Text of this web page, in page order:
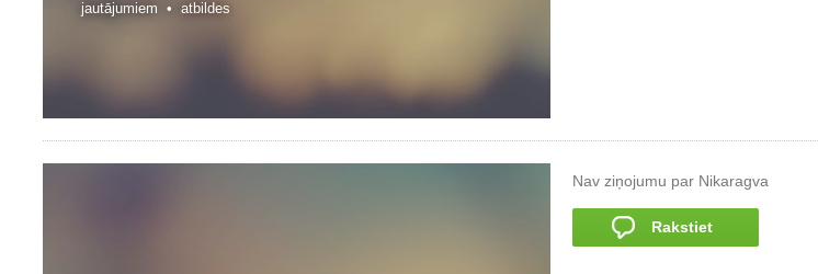
jautājumiem • atbildes
Nav ziņojumu par Nikaragva
Rakstiet